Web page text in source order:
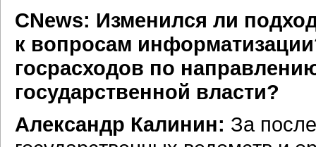
CNews: Изменился ли
к вопросам
госрасходов по
государственной власти?
Александр Калинин: За